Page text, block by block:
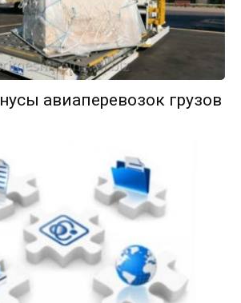
авиаперевозок грузов